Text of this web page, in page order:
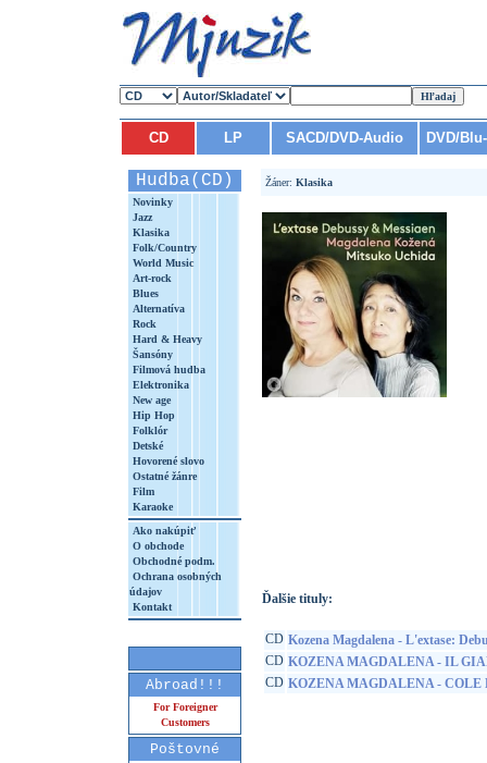
CD LP SACD/DVD-Audio DVD/
Hudba(CD)
Novinky
Jazz
Klasika
Folk/Country
World Music
Art-rock
Blues
Alternatíva
Rock
Hard & Heavy
Šansóny
Filmová hudba
Elektronika
New age
Hip Hop
Folklór
Detské
Hovorené slovo
Ostatné žánre
Film
Karaoke
Ako nakúpiť
O obchode
Obchodné podm.
Ochrana osobných
údajov
Kontakt
Abroad!!!
For Foreigner
Customers
Poštovné
Žáner: Klasika
Ďalšie tituly:
CD Kozena Magdalena - L'extase:
CD KOZENA MAGDALENA - IL
CD KOZENA MAGDALENA - COLE